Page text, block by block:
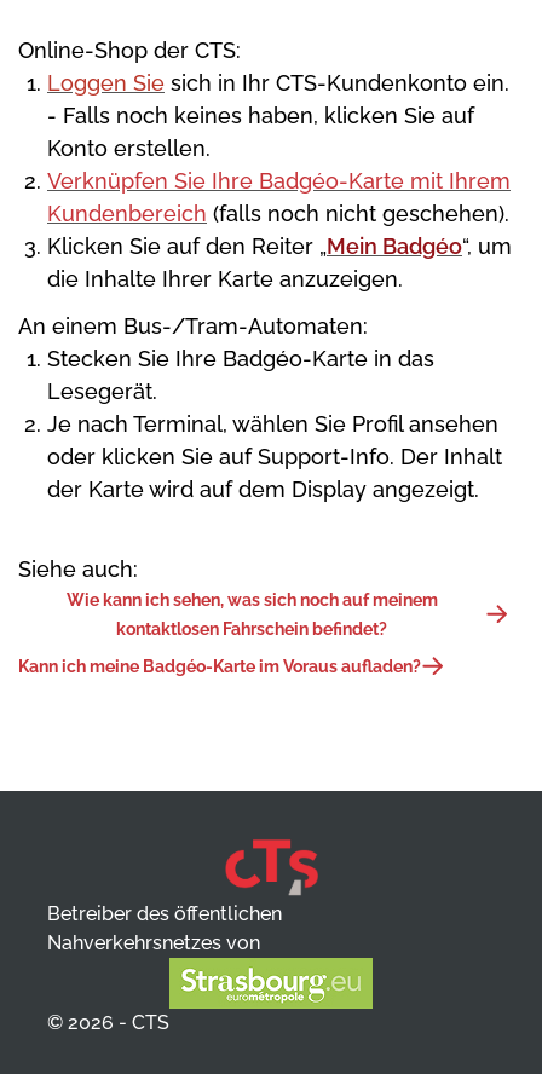
Online-Shop der CTS:
Loggen Sie sich in Ihr CTS-Kundenkonto ein.
- Falls noch keines haben, klicken Sie auf
Konto erstellen.
Verknüpfen Sie Ihre Badgéo-Karte mit Ihrem
Kundenbereich (falls noch nicht geschehen).
Klicken Sie auf den Reiter „Mein Badgéo“, um
die Inhalte Ihrer Karte anzuzeigen.
An einem Bus-/Tram-Automaten:
Stecken Sie Ihre Badgéo-Karte in das
Lesegerät.
Je nach Terminal, wählen Sie Profil ansehen
oder klicken Sie auf Support-Info. Der Inhalt
der Karte wird auf dem Display angezeigt.
Siehe auch:
Wie kann ich sehen, was sich noch auf meinem
kontaktlosen Fahrschein befindet?
Kann ich meine Badgéo-Karte im Voraus aufladen?
Betreiber des öffentlichen
Nahverkehrsnetzes von
© 2026 - CTS